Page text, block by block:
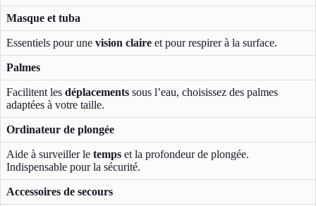
Masque et tuba
Essentiels pour une vision claire et pour respirer à la surface.
Palmes
Facilitent les déplacements sous l’eau, choisissez des palmes
adaptées à votre taille.
Ordinateur de plongée
Aide à surveiller le temps et la profondeur de plongée.
Indispensable pour la sécurité.
Accessoires de secours